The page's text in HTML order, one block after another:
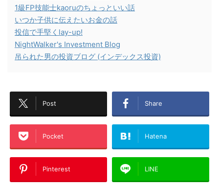
1級FP技能士kaoruのちょっといい話
いつか子供に伝えたいお金の話
投信で手堅くlay-up!
NightWalker's Investment Blog
吊られた男の投資ブログ (インデックス投資)
Post Share
Pocket Hatena
Pinterest LINE